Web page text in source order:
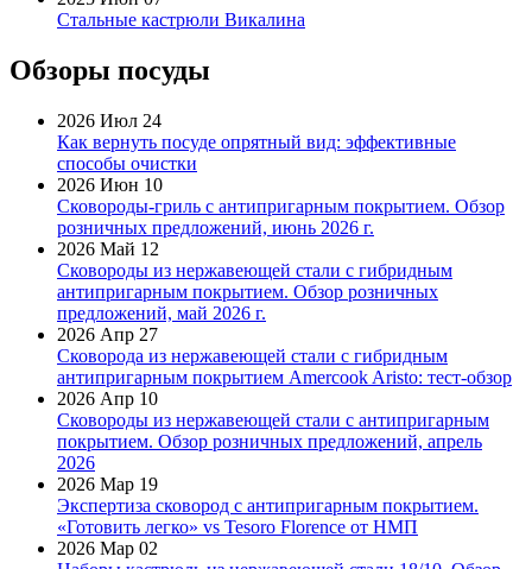
Стальные кастрюли Викалина
Обзоры посуды
2026 Июл 24
Как вернуть посуде опрятный вид: эффективные
способы очистки
2026 Июн 10
Сковороды-гриль с антипригарным покрытием. Обзор
розничных предложений, июнь 2026 г.
2026 Май 12
Сковороды из нержавеющей стали с гибридным
антипригарным покрытием. Обзор розничных
предложений, май 2026 г.
2026 Апр 27
Сковорода из нержавеющей стали с гибридным
антипригарным покрытием Amercook Aristo: тест-обзор
2026 Апр 10
Сковороды из нержавеющей стали с антипригарным
покрытием. Обзор розничных предложений, апрель
2026
2026 Мар 19
Экспертиза сковород с антипригарным покрытием.
«Готовить легко» vs Tesoro Florence от НМП
2026 Мар 02